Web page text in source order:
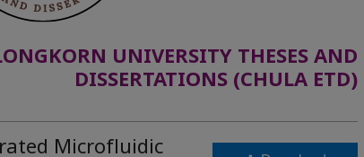
UNIVERSITY THESES AND
DISSERTATIONS (CHULA ETD)
Microfluidic